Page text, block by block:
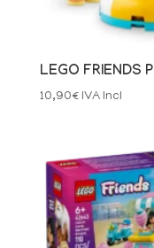
LEGO FRIENDS
10,90€ IVA Incl